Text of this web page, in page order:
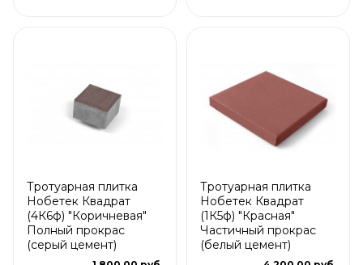
Тротуарная плитка
Нобетек Квадрат
(4К6ф) "Коричневая"
Полный прокрас
(серый цемент)
Тротуарная плитка
Нобетек Квадрат
(1К5ф) "Красная"
Частичный прокрас
(белый цемент)